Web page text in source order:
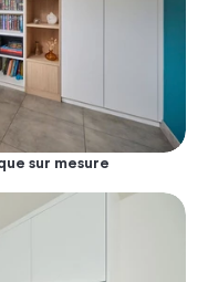
sur mesure